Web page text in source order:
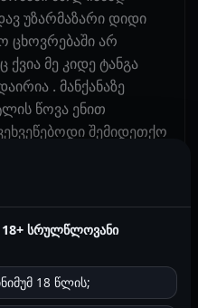
უზარმაზარი დიდი
ცხოვრებაში არ
ქვია მე კიდე ტანგა
. მანქანაზე
წოვა ენით
შემიდეთქო
ვარდისფერ
ჩამთხარა პურში
ბოლოს ბოლომდე
შემესხა ხახაში
ეხლა მუტელში
იქვე მდგარ მანქანის
სრულწლოვანი
18 წლის;